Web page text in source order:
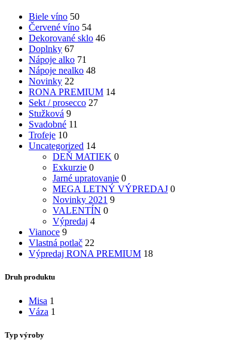
Biele víno 50
Červené víno 54
Dekorované sklo 46
Doplnky 67
Nápoje alko 71
Nápoje nealko 48
Novinky 22
RONA PREMIUM 14
Sekt / prosecco 27
Stužková 9
Svadobné 11
Trofeje 10
Uncategorized 14
DEŇ MATIEK 0
Exkurzie 0
Jarné upratovanie 0
MEGA LETNÝ VÝPREDAJ 0
Novinky 2021 9
VALENTÍN 0
Výpredaj 4
Vianoce 9
Vlastná potlač 22
Výpredaj RONA PREMIUM 18
Druh produktu
Misa 1
Váza 1
Typ výroby